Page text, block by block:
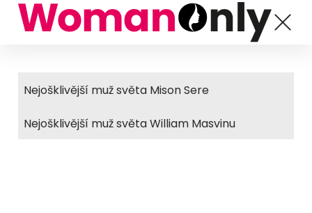
Nejošklivější muž světa Mison Sere
Nejošklivější muž světa William Masvinu